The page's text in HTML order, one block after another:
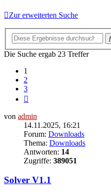
Zur erweiterten Suche
Die Suche ergab 23 Treffer
1
2
3
von admin
14.11.2025, 16:21
Forum: Downloads
Thema: Downloads
Antworten: 14
Zugriffe: 389051
Solver V1.1